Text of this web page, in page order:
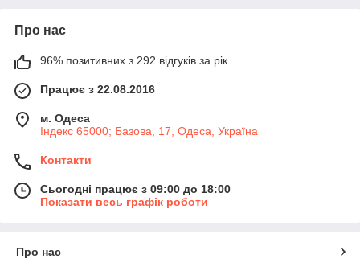
Про нас
96% позитивних з 292 відгуків за рік
Працює з 22.08.2016
м. Одеса
Індекс 65000; Базова, 17, Одеса, Україна
Контакти
Сьогодні працює з 09:00 до 18:00
Показати весь графік роботи
Про нас